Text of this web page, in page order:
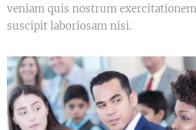
veniam quis nostrum
suscipit laboriosam nisi.